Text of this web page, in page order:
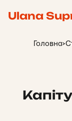
Ulana
Головна>